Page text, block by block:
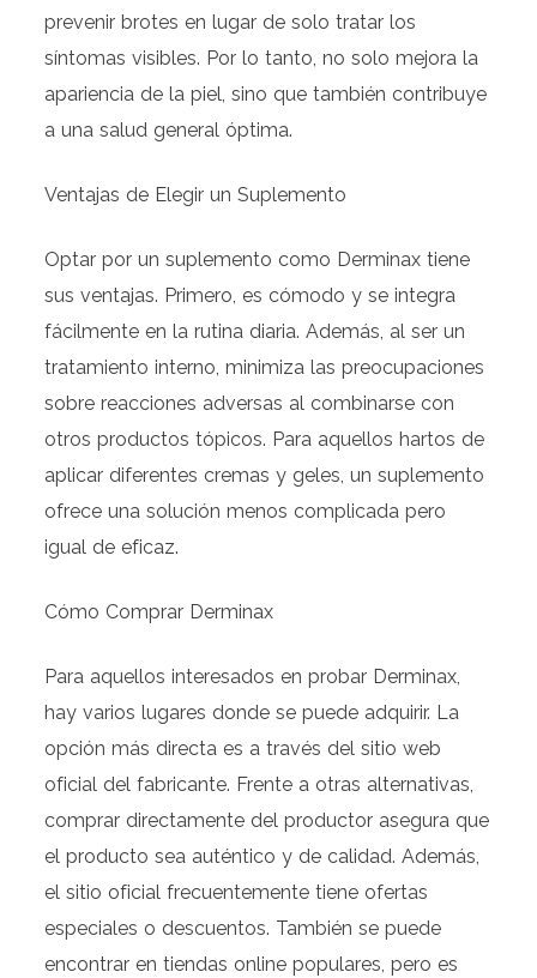
prevenir brotes en lugar de solo tratar los
síntomas visibles. Por lo tanto, no solo mejora la
apariencia de la piel, sino que también contribuye
a una salud general óptima.
Ventajas de Elegir un Suplemento
Optar por un suplemento como Derminax tiene
sus ventajas. Primero, es cómodo y se integra
fácilmente en la rutina diaria. Además, al ser un
tratamiento interno, minimiza las preocupaciones
sobre reacciones adversas al combinarse con
otros productos tópicos. Para aquellos hartos de
aplicar diferentes cremas y geles, un suplemento
ofrece una solución menos complicada pero
igual de eficaz.
Cómo Comprar Derminax
Para aquellos interesados en probar Derminax,
hay varios lugares donde se puede adquirir. La
opción más directa es a través del sitio web
oficial del fabricante. Frente a otras alternativas,
comprar directamente del productor asegura que
el producto sea auténtico y de calidad. Además,
el sitio oficial frecuentemente tiene ofertas
especiales o descuentos. También se puede
encontrar en tiendas online populares, pero es